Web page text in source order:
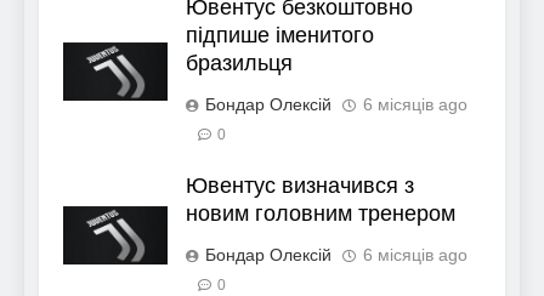
Ювентус безкоштовно
підпише іменитого
бразильця
Бондар Олексій 6 місяців ago
0
Ювентус визначився з
новим головним тренером
Бондар Олексій 6 місяців ago
0